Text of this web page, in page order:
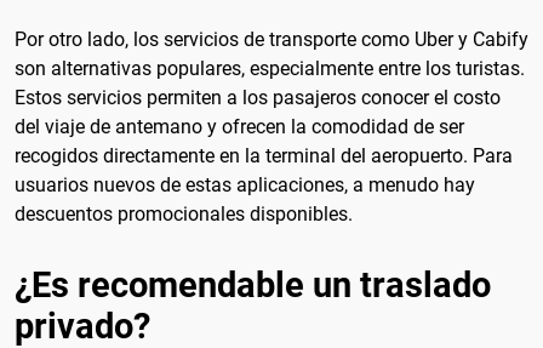
Por otro lado, los servicios de transporte como Uber y Cabify
son alternativas populares, especialmente entre los turistas.
Estos servicios permiten a los pasajeros conocer el costo
del viaje de antemano y ofrecen la comodidad de ser
recogidos directamente en la terminal del aeropuerto. Para
usuarios nuevos de estas aplicaciones, a menudo hay
descuentos promocionales disponibles.
¿Es recomendable un traslado
privado?